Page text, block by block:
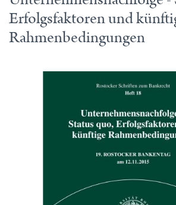
Erfolgsfaktoren und
Rahmenbedingungen